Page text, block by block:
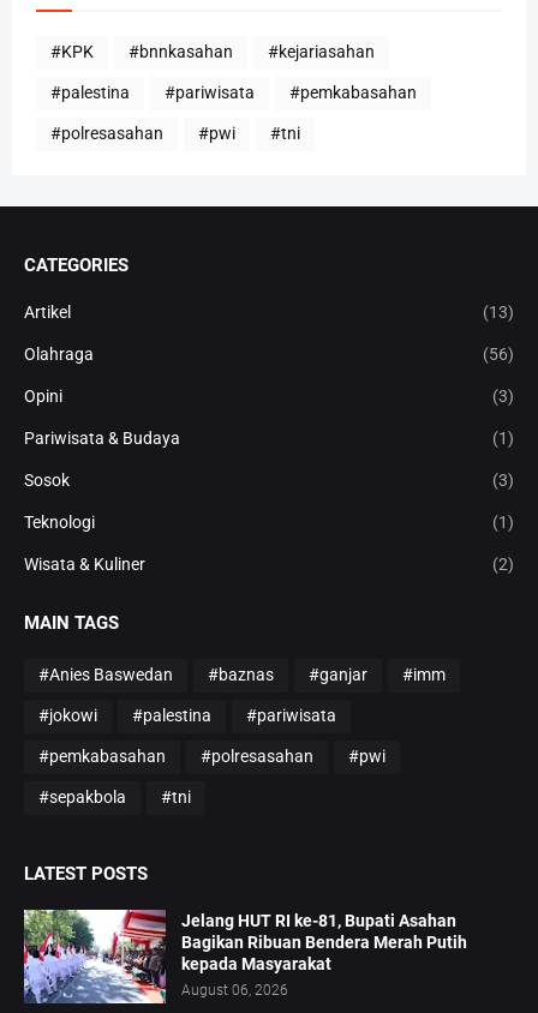
#KPK #bnnkasahan #kejariasahan
#palestina #pariwisata #pemkabasahan
#polresasahan #pwi #tni
CATEGORIES
Artikel (13)
Olahraga (56)
Opini (3)
Pariwisata & Budaya (1)
Sosok (3)
Teknologi (1)
Wisata & Kuliner (2)
MAIN TAGS
#Anies Baswedan #baznas #ganjar #imm
#jokowi #palestina #pariwisata
#pemkabasahan #polresasahan #pwi
#sepakbola #tni
LATEST POSTS
Jelang HUT RI ke-81, Bupati Asahan
Bagikan Ribuan Bendera Merah Putih
kepada Masyarakat
August 06, 2026